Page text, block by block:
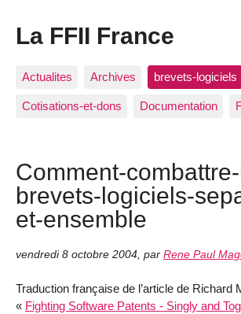
La FFII France
Actualites Archives brevets-logiciels
Cotisations-et-dons Documentation
Comment-
brevets-logiciels-
et-ensemble
vendredi 8 octobre 2004 par Rene Paul
Traduction française de l’article de Richard
« Fighting Software Patents - Singly and